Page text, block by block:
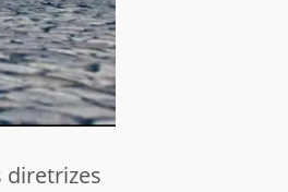
diretrizes